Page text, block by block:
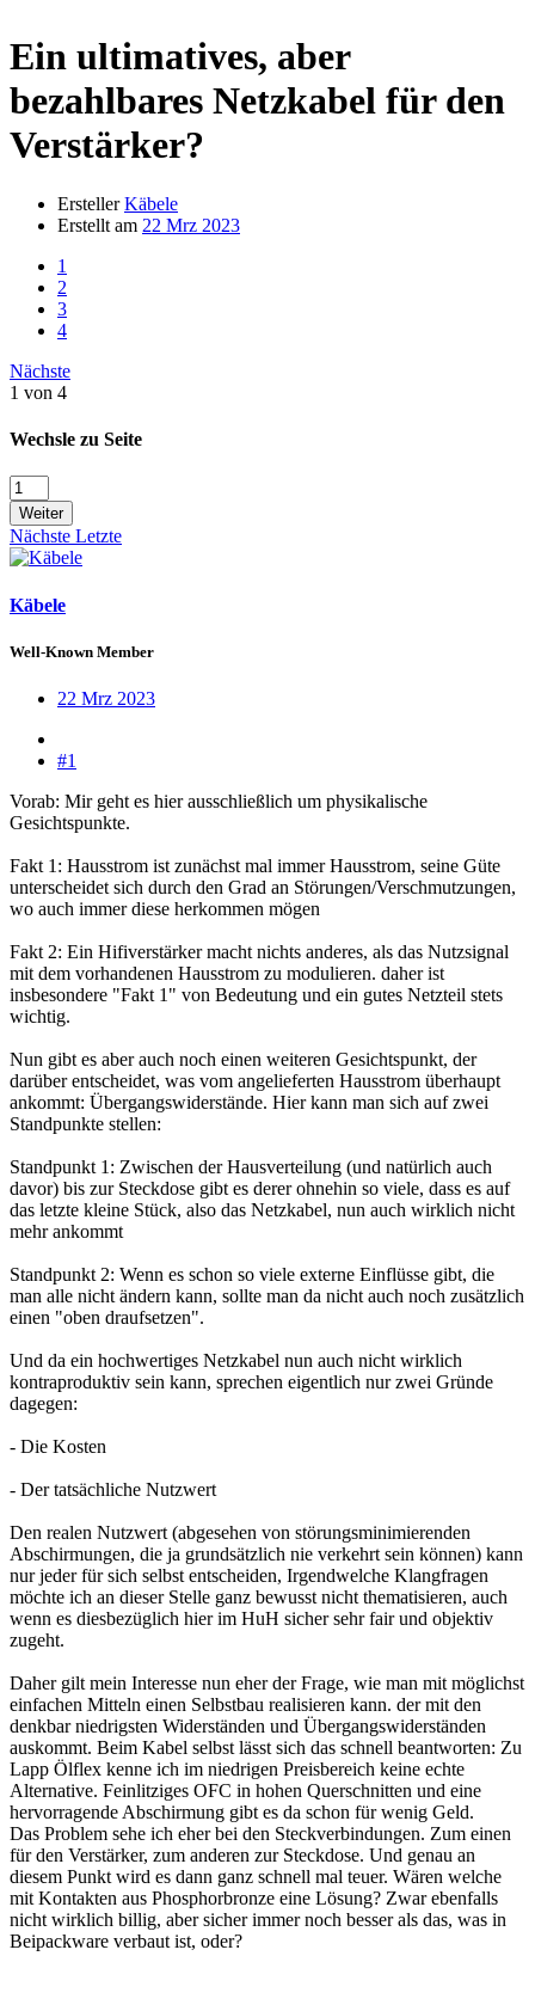
Ein ultimatives, aber
bezahlbares Netzkabel für den
Verstärker?
Ersteller Käbele
Erstellt am 22 Mrz 2023
1
2
3
4
Nächste
1 von 4
Wechsle zu Seite
Weiter
Nächste Letzte
Käbele
Well-Known Member
22 Mrz 2023
#1
Vorab: Mir geht es hier ausschließlich um physikalische
Gesichtspunkte.
Fakt 1: Hausstrom ist zunächst mal immer Hausstrom, seine Güte
unterscheidet sich durch den Grad an Störungen/Verschmutzungen,
wo auch immer diese herkommen mögen
Fakt 2: Ein Hifiverstärker macht nichts anderes, als das Nutzsignal
mit dem vorhandenen Hausstrom zu modulieren. daher ist
insbesondere "Fakt 1" von Bedeutung und ein gutes Netzteil stets
wichtig.
Nun gibt es aber auch noch einen weiteren Gesichtspunkt, der
darüber entscheidet, was vom angelieferten Hausstrom überhaupt
ankommt: Übergangswiderstände. Hier kann man sich auf zwei
Standpunkte stellen:
Standpunkt 1: Zwischen der Hausverteilung (und natürlich auch
davor) bis zur Steckdose gibt es derer ohnehin so viele, dass es auf
das letzte kleine Stück, also das Netzkabel, nun auch wirklich nicht
mehr ankommt
Standpunkt 2: Wenn es schon so viele externe Einflüsse gibt, die
man alle nicht ändern kann, sollte man da nicht auch noch zusätzlich
einen "oben draufsetzen".
Und da ein hochwertiges Netzkabel nun auch nicht wirklich
kontraproduktiv sein kann, sprechen eigentlich nur zwei Gründe
dagegen:
- Die Kosten
- Der tatsächliche Nutzwert
Den realen Nutzwert (abgesehen von störungsminimierenden
Abschirmungen, die ja grundsätzlich nie verkehrt sein können) kann
nur jeder für sich selbst entscheiden, Irgendwelche Klangfragen
möchte ich an dieser Stelle ganz bewusst nicht thematisieren, auch
wenn es diesbezüglich hier im HuH sicher sehr fair und objektiv
zugeht.
Daher gilt mein Interesse nun eher der Frage, wie man mit möglichst
einfachen Mitteln einen Selbstbau realisieren kann. der mit den
denkbar niedrigsten Widerständen und Übergangswiderständen
auskommt. Beim Kabel selbst lässt sich das schnell beantworten: Zu
Lapp Ölflex kenne ich im niedrigen Preisbereich keine echte
Alternative. Feinlitziges OFC in hohen Querschnitten und eine
hervorragende Abschirmung gibt es da schon für wenig Geld.
Das Problem sehe ich eher bei den Steckverbindungen. Zum einen
für den Verstärker, zum anderen zur Steckdose. Und genau an
diesem Punkt wird es dann ganz schnell mal teuer. Wären welche
mit Kontakten aus Phosphorbronze eine Lösung? Zwar ebenfalls
nicht wirklich billig, aber sicher immer noch besser als das, was in
Beipackware verbaut ist, oder?